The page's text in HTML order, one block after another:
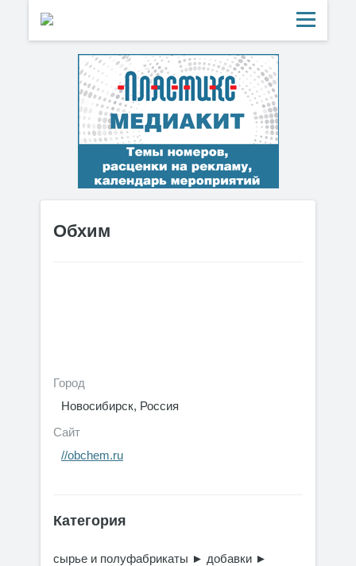
Обхим
Город
Новосибирск, Россия
Сайт
//obchem.ru
Категория
сырье и полуфабрикаты ► добавки ►